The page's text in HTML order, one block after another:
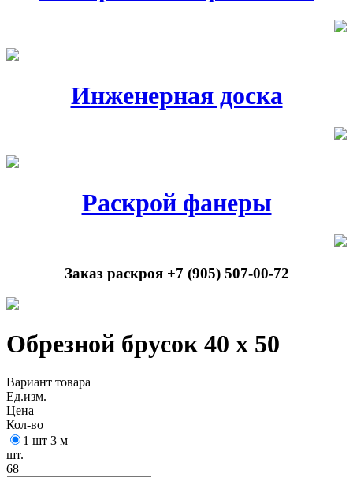
Инженерная доска
Раскрой фанеры
Заказ раскроя +7 (905) 507-00-72
Обрезной брусок 40 х 50
Вариант товара
Ед.изм.
Цена
Кол-во
1 шт 3 м
шт.
68